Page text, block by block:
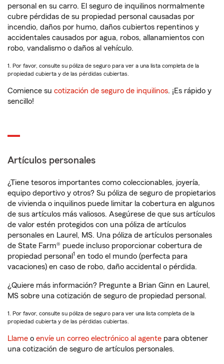
personal en su carro. El seguro de inquilinos normalmente
cubre pérdidas de su propiedad personal causadas por
incendio, daños por humo, daños cubiertos repentinos y
accidentales causados por agua, robos, allanamientos con
robo, vandalismo o daños al vehículo.
1. Por favor, consulte su póliza de seguro para ver a una lista completa de la
propiedad cubierta y de las pérdidas cubiertas.
Comience su cotización de seguro de inquilinos. ¡Es rápido y
sencillo!
Artículos personales
¿Tiene tesoros importantes como coleccionables, joyería,
equipo deportivo y otros? Su póliza de seguro de propietarios
de vivienda o inquilinos puede limitar la cobertura en algunos
de sus artículos más valiosos. Asegúrese de que sus artículos
de valor estén protegidos con una póliza de artículos
personales en Laurel, MS. Una póliza de artículos personales
de State Farm® puede incluso proporcionar cobertura de
propiedad personal 1 en todo el mundo (perfecta para
vacaciones) en caso de robo, daño accidental o pérdida.
¿Quiere más información? Pregunte a Brian Ginn en Laurel,
MS sobre una cotización de seguro de propiedad personal.
1. Por favor, consulte su póliza de seguro para ver una lista completa de la
propiedad cubierta y de las pérdidas cubiertas.
Llame o envíe un correo electrónico al agente para obtener
una cotización de seguro de artículos personales.